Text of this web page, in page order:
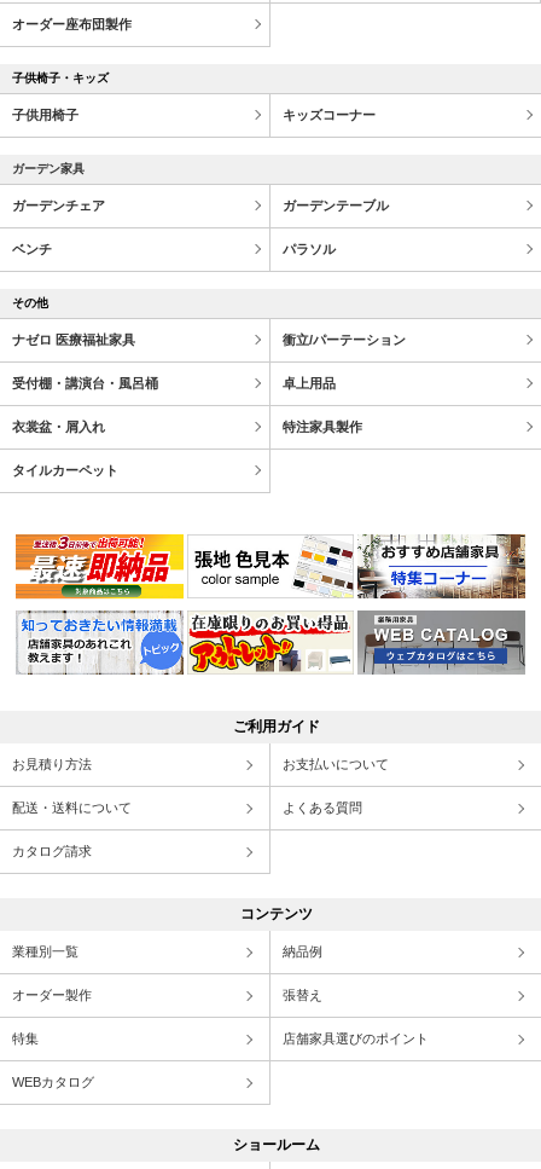
オーダー座布団製作
子供椅子・キッズ
子供用椅子 キッズコーナー
ガーデン家具
ガーデンチェア ガーデンテーブル
ベンチ パラソル
その他
ナゼロ 医療福祉家具 衝立/パーテーション
受付棚・講演台・風呂桶 卓上用品
衣裳盆・屑入れ 特注家具製作
タイルカーペット
ご利用ガイド
お見積り方法 お支払いについて
配送・送料について よくある質問
カタログ請求
コンテンツ
業種別一覧 納品例
オーダー製作 張替え
特集 店舗家具選びのポイント
WEBカタログ
ショールーム